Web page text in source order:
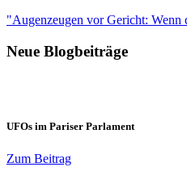
"Augenzeugen vor Gericht: Wenn
Neue Blogbeiträge
UFOs im Pariser Parlament
Zum Beitrag